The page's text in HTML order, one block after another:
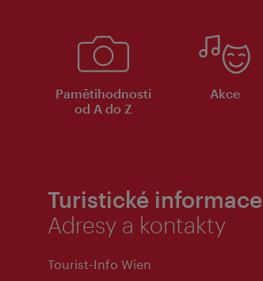
Pamětihodnosti
od A do Z
Akce
Turistické informace
Adresy a kontakty
Tourist-Info Wien